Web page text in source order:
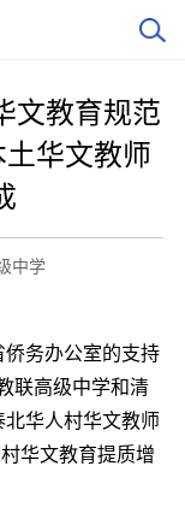
文教育规范
华文教师
中学
侨务办公室的支持
联高级中学和清
北华人村华文教师
华文教育提质增